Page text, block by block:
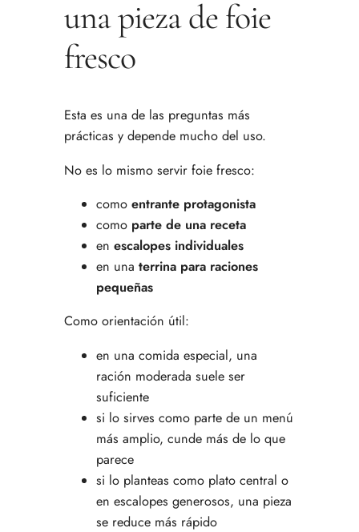
una pieza de foie
fresco
Esta es una de las preguntas más
prácticas y depende mucho del uso.
No es lo mismo servir foie fresco:
como entrante protagonista
como parte de una receta
en escalopes individuales
en una terrina para raciones
pequeñas
Como orientación útil:
en una comida especial, una
ración moderada suele ser
suficiente
si lo sirves como parte de un menú
más amplio, cunde más de lo que
parece
si lo planteas como plato central o
en escalopes generosos, una pieza
se reduce más rápido